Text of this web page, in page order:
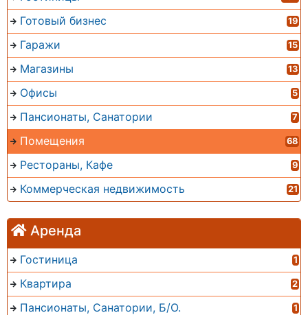
Готовый бизнес 19
Гаражи 15
Магазины 13
Офисы 5
Пансионаты, Санатории 7
Помещения 68
Рестораны, Кафе 9
Коммерческая недвижимость 21
Аренда
Гостиница 1
Квартира 2
Пансионаты, Санатории, Б/О. 1